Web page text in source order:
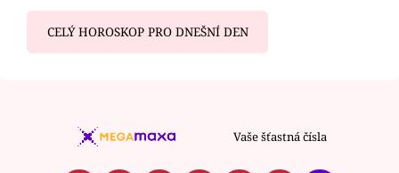
CELÝ HOROSKOP PRO DNEŠNÍ DEN
Vaše šťastná čísla